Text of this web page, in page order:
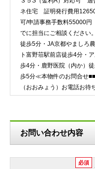
ネ住宅 証明発行費用
可/申請事務手数料55000円
でに担当にご相談ください
徒歩5分・JA京都やましろ
ト富野荘駅前店徒歩4分・
歩4分・鹿野医院（内か）
歩5分≪本物件のお問合せ
（おおみょう）お電話お
お問い合わせ内容
必須